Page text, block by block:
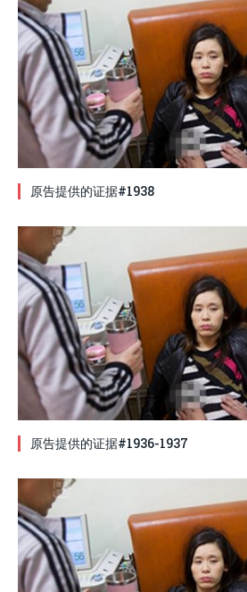
原告提供的证据#1938
原告提供的证据#1936-1937